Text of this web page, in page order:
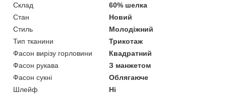
Склад
60% шелка
Стан
Новий
Стиль
Молодіжний
Тип тканини
Трикотаж
Фасон вирізу горловини
Квадратний
Фасон рукава
З манжетом
Фасон сукні
Облягаюче
Шлейф
Ні